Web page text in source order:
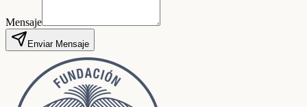
Mensaje
Enviar Mensaje